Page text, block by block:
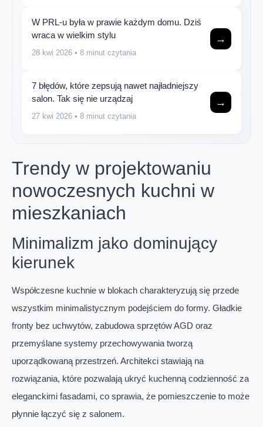
W PRL-u była w prawie każdym domu. Dziś
wraca w wielkim stylu
28 kwi 2026 • 8 minut czytania
→
7 błędów, które zepsują nawet najładniejszy
salon. Tak się nie urządzaj
27 kwi 2026 • 8 minut czytania
→
Trendy w projektowaniu
nowoczesnych kuchni w
mieszkaniach
Minimalizm jako dominujący
kierunek
Współczesne kuchnie w blokach charakteryzują się przede
wszystkim minimalistycznym podejściem do formy. Gładkie
fronty bez uchwytów, zabudowa sprzętów AGD oraz
przemyślane systemy przechowywania tworzą
uporządkowaną przestrzeń. Architekci stawiają na
rozwiązania, które pozwalają ukryć kuchenną codzienność za
eleganckimi fasadami, co sprawia, że pomieszczenie to może
płynnie łączyć się z salonem.